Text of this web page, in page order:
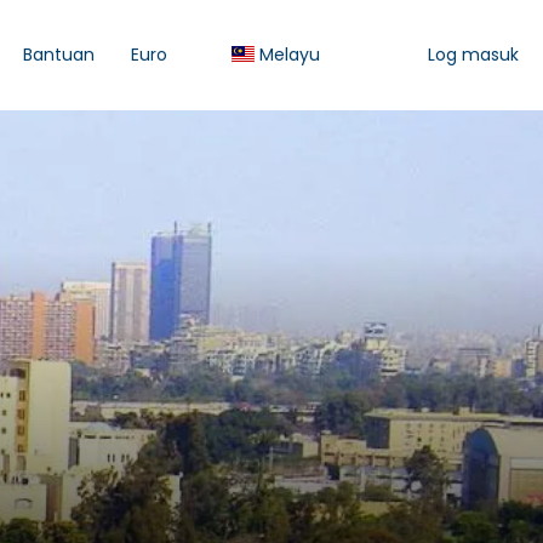
Bantuan Euro Melayu Log masuk